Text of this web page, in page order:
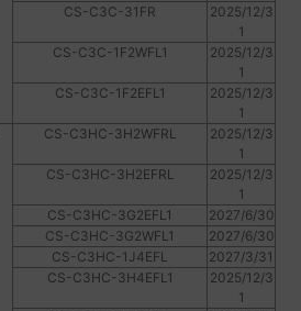
CS-C3C-31FR
2025/12/3
1
CS-C3C-1F2WFL1
2025/12/3
1
CS-C3C-1F2EFL1
2025/12/3
1
CS-C3HC-3H2WFRL
2025/12/3
1
CS-C3HC-3H2EFRL
2025/12/3
1
CS-C3HC-3G2EFL1
2027/6/30
CS-C3HC-3G2WFL1
2027/6/30
CS-C3HC-1J4EFL
2027/3/31
CS-C3HC-3H4EFL1
2025/12/3
1